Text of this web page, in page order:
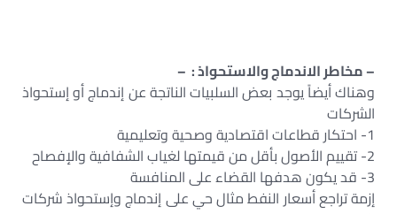
– مخاطر الاندماج والاستحواذ : –
وهناك أيضاً يوجد بعض السلبيات الناتجة عن إندماج أو إستحواذ
الشركات
1- احتكار قطاعات اقتصادية وصحية وتعليمية
2- تقييم الأصول بأقل من قيمتها لغياب الشفافية والإفصاح
3- قد يكون هدفها القضاء على المنافسة
إزمة تراجع أسعار النفط مثال حي على إندماج وإستحواذ شركات